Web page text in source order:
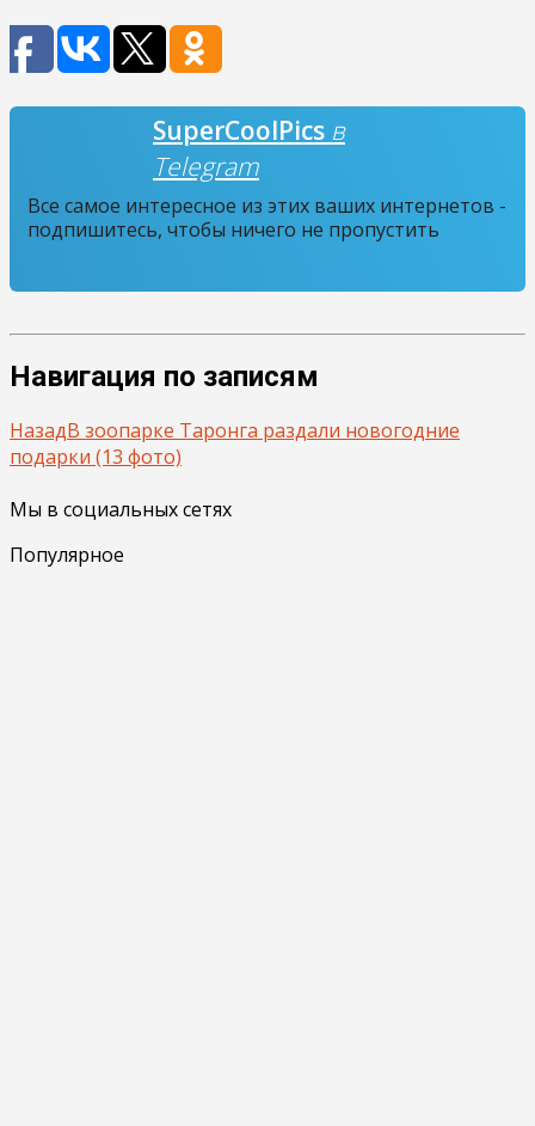
SuperCoolPics в
Telegram
Все самое интересное из этих ваших интернетов -
подпишитесь, чтобы ничего не пропустить
Навигация по записям
НазадВ зоопарке Таронга раздали новогодние
подарки (13 фото)
Мы в социальных сетях
Популярное